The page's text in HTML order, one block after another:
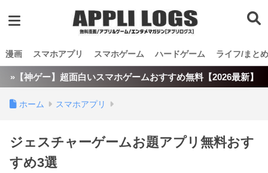
漫画 スマホアプリ スマホゲーム ハードゲーム ライフ/まとめ
»【神ゲー】超面白いスマホゲームおすすめ無料【2026最新】
ホーム スマホアプリ
ジェスチャーゲームお題アプリ無料おす
すめ3選